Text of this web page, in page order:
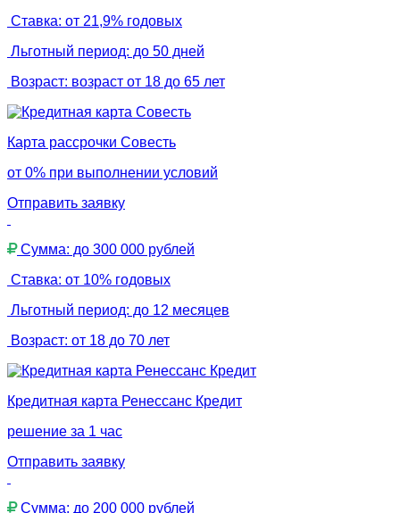
Ставка: от 21,9% годовых
Льготный период: до 50 дней
Возраст: возраст от 18 до 65 лет
Карта рассрочки Совесть
от 0% при выполнении условий
Отправить заявку
Сумма: до 300 000 рублей
Ставка: от 10% годовых
Льготный период: до 12 месяцев
Возраст: от 18 до 70 лет
Кредитная карта Ренессанс Кредит
решение за 1 час
Отправить заявку
Сумма: до 200 000 рублей